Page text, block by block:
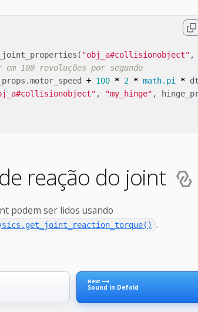
( "obj_a#collisionobject" ,
100 revoluções por segundo
.motor_speed + 100 * 2 * math.pi * dt
, "my_hinge" ,
reação do joint
podem ser lidos usando
.
Next ⟶
Sound in Defold